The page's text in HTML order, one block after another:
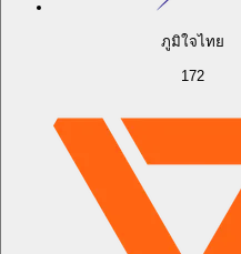
ภูมิใจไทย
172